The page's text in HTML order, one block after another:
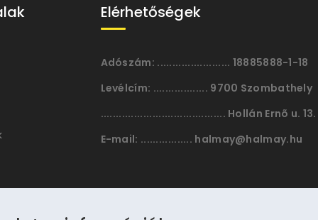
Elérhetőségek
Adószám: ........................ 18885888-1-18
Levélcím: .................. 9700 Szombathely
......................................... Hollán Ernõ u. 13.
E-mail: ................. halmay@halmay.hu